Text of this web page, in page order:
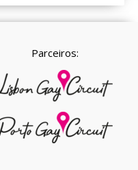
Parceiros: